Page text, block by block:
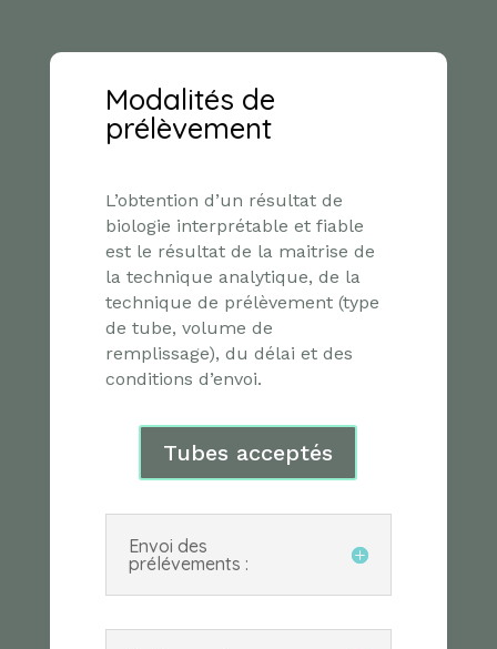
Modalités de
prélèvement
L’obtention d’un résultat de
biologie interprétable et fiable
est le résultat de la maitrise de
la technique analytique, de la
technique de prélèvement (type
de tube, volume de
remplissage), du délai et des
conditions d’envoi.
Tubes acceptés
Envoi des
prélévements :